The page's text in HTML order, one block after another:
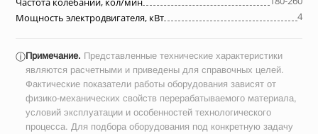
Мощность электродвигателя, кВт
4
ⓘПримечание. Представленные технические характеристики
являются расчетными и приведены для справочных целей.
Фактические показатели работы оборудования зависят от
физико-механических свойств перерабатываемого материала,
условий эксплуатации и особенностей технологического
процесса. Для подбора оборудования под конкретную задачу